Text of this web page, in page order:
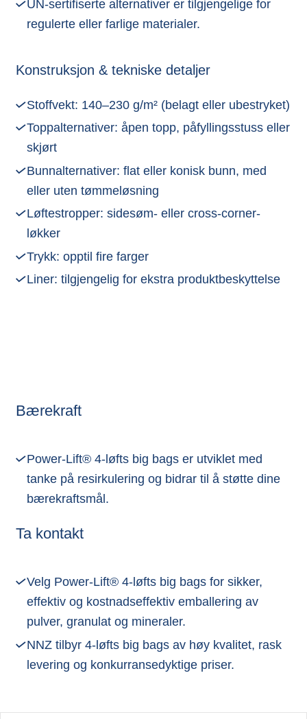
UN-sertifiserte alternativer er tilgjengelige for
regulerte eller farlige materialer.
Konstruksjon & tekniske detaljer
Stoffvekt: 140–230 g/m² (belagt eller ubestryket)
Toppalternativer: åpen topp, påfyllingsstuss eller
skjørt
Bunnalternativer: flat eller konisk bunn, med
eller uten tømmeløsning
Løftestropper: sidesøm- eller cross-corner-
løkker
Trykk: opptil fire farger
Liner: tilgjengelig for ekstra produktbeskyttelse
Bærekraft
Power-Lift® 4-løfts big bags er utviklet med
tanke på resirkulering og bidrar til å støtte dine
bærekraftsmål.
Ta kontakt
Velg Power-Lift® 4-løfts big bags for sikker,
effektiv og kostnadseffektiv emballering av
pulver, granulat og mineraler.
NNZ tilbyr 4-løfts big bags av høy kvalitet, rask
levering og konkurransedyktige priser.